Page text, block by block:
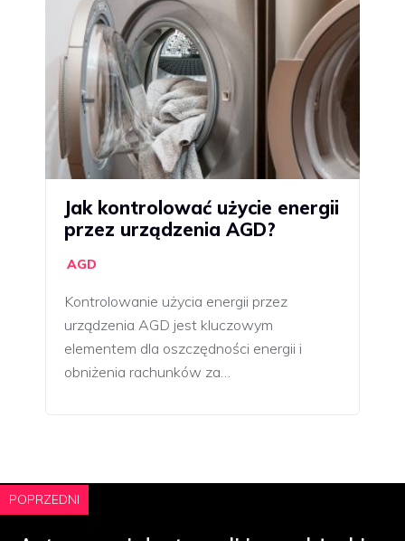
Jak kontrolować użycie energii
przez urządzenia AGD?
AGD
Kontrolowanie użycia energii przez
urządzenia AGD jest kluczowym
elementem dla oszczędności energii i
obniżenia rachunków za…
POPRZEDNI